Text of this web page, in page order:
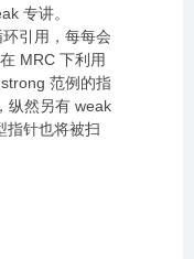
专讲。
引用，每每会
MRC 下利用
范例的指
纵然另有 weak
指针也将被扫